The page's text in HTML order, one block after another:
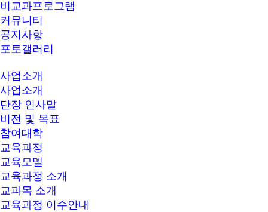
비교과프로그램
커뮤니티
공지사항
포토갤러리
사업소개
사업소개
단장 인사말
비전 및 목표
참여대학
교육과정
교육모델
교육과정 소개
교과목 소개
교육과정 이수안내